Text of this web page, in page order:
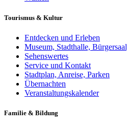
Tourismus & Kultur
Entdecken und Erleben
Museum, Stadthalle,
Sehenswertes
Service und Kontakt
Stadtplan, Anreise, Parken
Übernachten
Veranstaltungskalender
Familie & Bildung